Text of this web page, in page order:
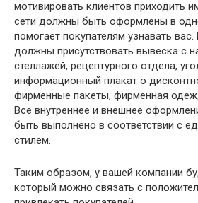
мотивировать клиентов приходить
сети должны быть оформлены в
помогает покупателям узнавать
должны присутствовать вывеска с
стеллажей, рецептурного отдела,
информационный плакат о
фирменные пакеты, фирменная
Все внутреннее и внешнее
быть выполнено в соответствии с
стилем.
Таким образом, у вашей компании
который можно связать с